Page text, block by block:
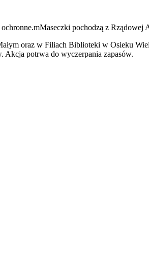
pochodzą z Rządowej
oraz w Filiach Biblioteki w Osieku
Akcja potrwa do wyczerpania zapasów.